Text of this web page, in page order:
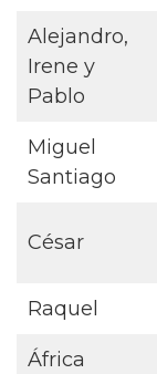
Alejandro,
Irene y
Pablo
Miguel
Santiago
César
Raquel
África